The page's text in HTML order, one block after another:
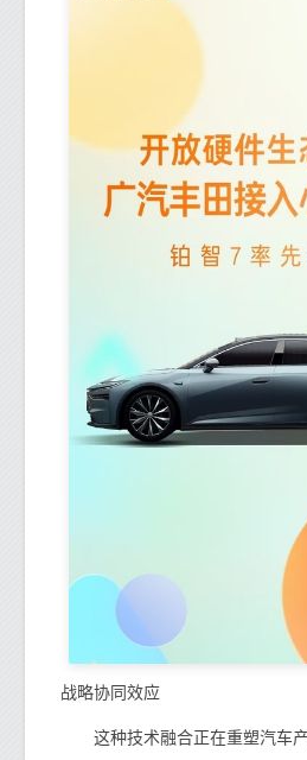
战略协同效应
这种技术融合正在重塑汽车产